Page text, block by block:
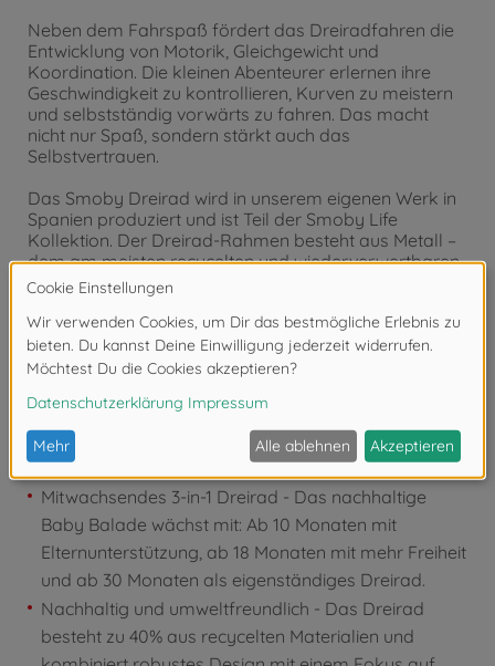
Neben dem Fahrspaß fördert das Dreiradfahren die
Entwicklung von Motorik, Gleichgewicht und
Koordination. Die kleinen Abenteurer erlernen ihre
Geschwindigkeit zu kontrollieren, Kurven zu meistern
und selbstständig vorwärts zu fahren. Das macht
nicht nur Spaß, sondern stärkt auch das
Selbstvertrauen.
Das Smoby Dreirad wird in unserem eigenen Werk in
Spanien produziert und ist Teil der Smoby Life
Kollektion. Der Dreirad-Rahmen besteht aus Metall –
dem am meisten recycelten und wiederverwertbaren
Rohstoff – die Kunststoffteile werden aus recyceltem
Material in Frankreich gefertigt. Oberstes Ziel ist die
Sicherheit unserer kleinen Abenteurer; eine sorgfältige
Material-Mischung sorgt für die perfekte Balance
zwischen Langlebigkeit und Stabilität.
Produktdetails:
Mitwachsendes 3-in-1 Dreirad - Das nachhaltige
Baby Balade wächst mit: Ab 10 Monaten mit
Elternunterstützung, ab 18 Monaten mit mehr Freiheit
und ab 30 Monaten als eigenständiges Dreirad.
Nachhaltig und umweltfreundlich - Das Dreirad
besteht zu 40% aus recycelten Materialien und